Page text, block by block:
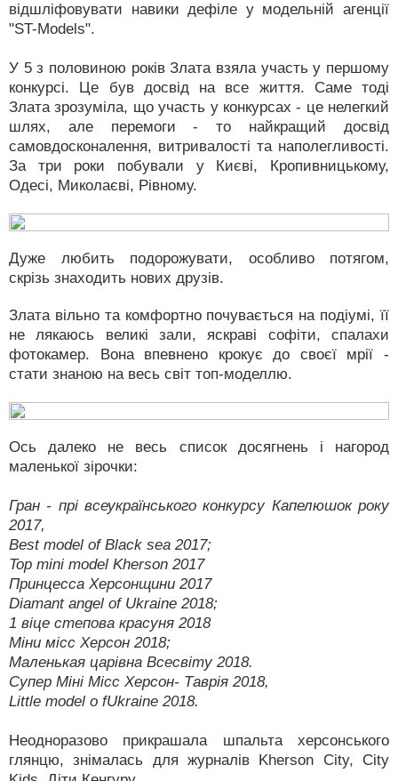
відшліфовувати навики дефіле у модельній агенції
"ST-Models".
У 5 з половиною років Злата взяла участь у першому
конкурсі. Це був досвід на все життя. Саме тоді
Злата зрозуміла, що участь у конкурсах - це нелегкий
шлях, але перемоги - то найкращий досвід
самовдосконалення, витривалості та наполегливості.
За три роки побували у Києві, Кропивницькому,
Одесі, Миколаєві, Рівному.
Дуже любить подорожувати, особливо потягом,
скрізь знаходить нових друзів.
Злата вільно та комфортно почувається на подіумі, її
не лякаюсь великі зали, яскраві софіти, спалахи
фотокамер. Вона впевнено крокує до своєї мрії -
стати знаною на весь світ топ-моделлю.
Ось далеко не весь список досягнень і нагород
маленької зірочки:
Гран - прі всеукраїнського конкурсу Капелюшок року
2017,
Веst model of Black sea 2017;
Top mini model Kherson 2017
Принцесса Херсонщини 2017
Diamant angel of Ukraine 2018;
1 віце степова красуня 2018
Міни місс Херсон 2018;
Маленькая царівна Всесвіту 2018.
Супер Міні Місс Херсон- Таврія 2018,
Little model o fUkraine 2018.
Неодноразово прикрашала шпальта херсонського
глянцю, знімалась для журналів Kherson City, City